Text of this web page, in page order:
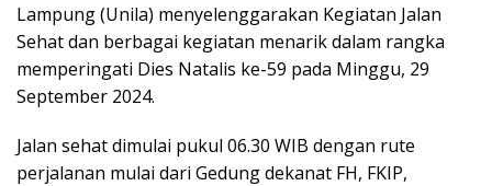
Lampung (Unila) menyelenggarakan Kegiatan Jalan
Sehat dan berbagai kegiatan menarik dalam rangka
memperingati Dies Natalis ke-59 pada Minggu, 29
September 2024.
Jalan sehat dimulai pukul 06.30 WIB dengan rute
perjalanan mulai dari Gedung dekanat FH, FKIP,